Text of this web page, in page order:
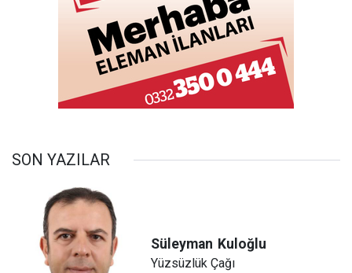
SON YAZILAR
Süleyman Kuloğlu
Yüzsüzlük Çağı